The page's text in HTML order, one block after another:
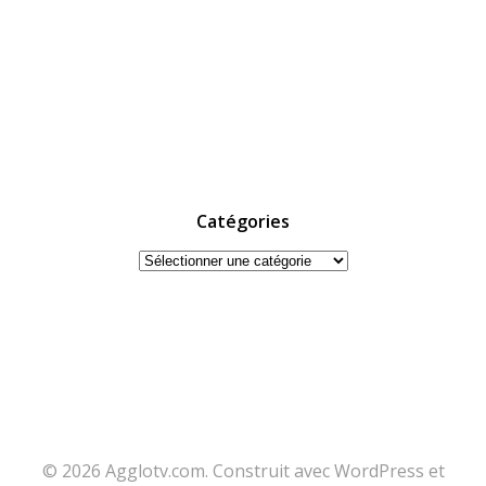
Catégories
Catégories
© 2026 Agglotv.com. Construit avec WordPress et